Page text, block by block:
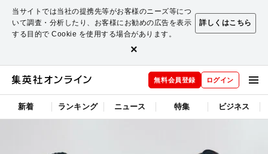
当サイトでは当社の提携先等がお客様のニーズ等につ
いて調査・分析したり、お客様にお勧めの広告を表示
する目的で Cookie を使用する場合があります。
詳しくはこちら
×
無料会員登録 ログイン
新着 ランキング ニュース 特集 ビジネス